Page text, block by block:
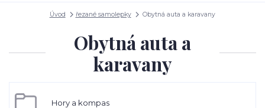
Úvod řezané samolepky Obytná auta a karavany
Obytná auta a
karavany
Hory a kompas